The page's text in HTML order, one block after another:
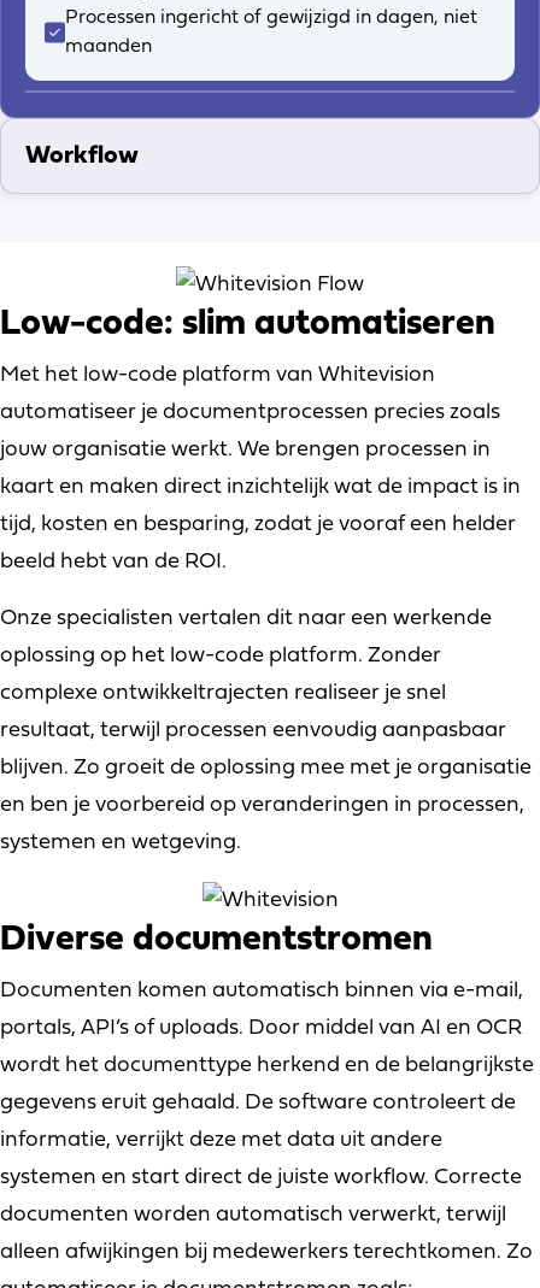
Processen ingericht of gewijzigd in dagen, niet
maanden
Workflow
consistenter en zonder handmatig opvolgen verlopen.
De voordelen op een rij:
Gebruikers kunnen documenten overal fiatteren
zoals jij dat wil
Dankzij de app en onze cloud oplossing kun je
overal fiatteren
Low-code: slim automatiseren
Met het low-code platform van Whitevision
automatiseer je documentprocessen precies zoals
jouw organisatie werkt. We brengen processen in
kaart en maken direct inzichtelijk wat de impact is in
tijd, kosten en besparing, zodat je vooraf een helder
beeld hebt van de ROI.
Onze specialisten vertalen dit naar een werkende
oplossing op het low-code platform. Zonder
complexe ontwikkeltrajecten realiseer je snel
resultaat, terwijl processen eenvoudig aanpasbaar
blijven. Zo groeit de oplossing mee met je organisatie
en ben je voorbereid op veranderingen in processen,
systemen en wetgeving.
Diverse documentstromen
Documenten komen automatisch binnen via e-mail,
portals, API’s of uploads. Door middel van AI en OCR
wordt het documenttype herkend en de belangrijkste
gegevens eruit gehaald. De software controleert de
informatie, verrijkt deze met data uit andere
systemen en start direct de juiste workflow. Correcte
documenten worden automatisch verwerkt, terwijl
alleen afwijkingen bij medewerkers terechtkomen. Zo